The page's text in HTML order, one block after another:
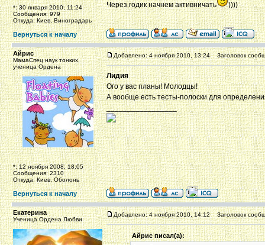
*: 30 января 2010, 11:24
Сообщения: 979
Откуда: Киев, Виноградарь
Через годик начнем активничать ))))
Вернуться к началу
Айрис
МамаСпец наук тонких,
ученица Ордена
*: 12 ноября 2008, 18:05
Сообщения: 2310
Откуда: Киев, Оболонь
Добавлено: 4 ноября 2010, 13:24 Заголовок
Лидия
Ого у вас планы! Молодцы!
А вообще есть тесты-полоски для
_________________
Вернуться к началу
Екатерина
Ученица Ордена Любви
Добавлено: 4 ноября 2010, 14:12 Заголовок
Айрис писал(а):